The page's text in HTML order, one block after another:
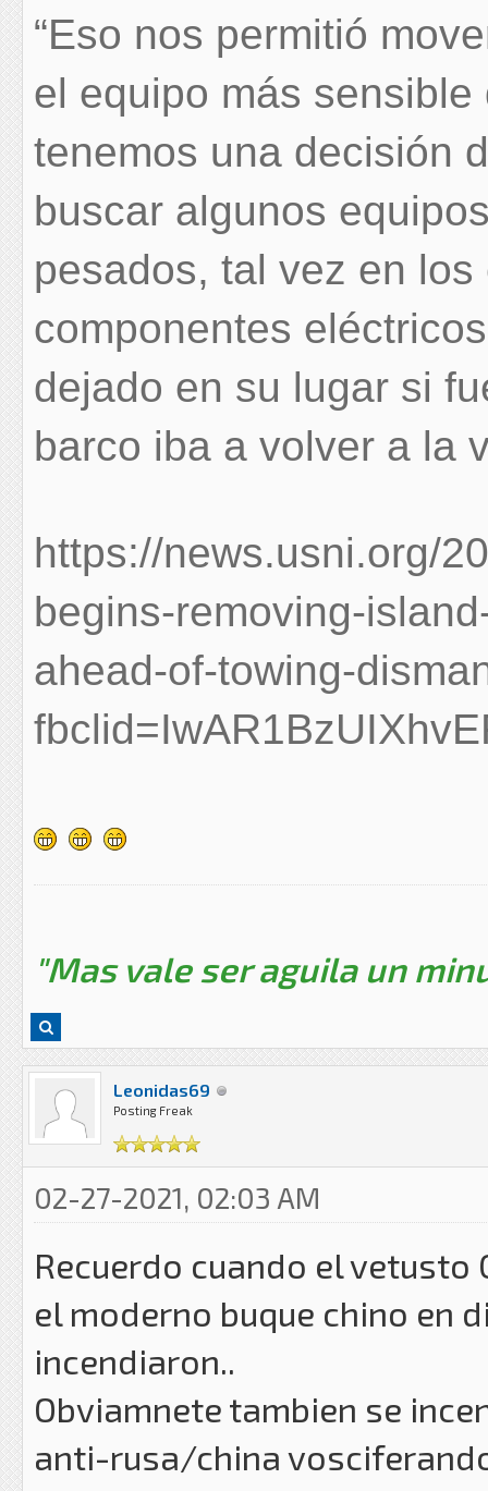
“Eso nos permitió
el equipo más
tenemos una decisión
buscar algunos
pesados, tal vez en
componentes
dejado en su lugar si
barco iba a volver a la
https://news.usni.org/
begins-removing-
ahead-of-towing-
"Mas vale ser aguila un
Leonidas69
Posting Freak
02-27-2021, 02:03 AM
Recuerdo cuando el
el moderno buque chino en
incendiaron..
Obviamnete tambien se
anti-rusa/china